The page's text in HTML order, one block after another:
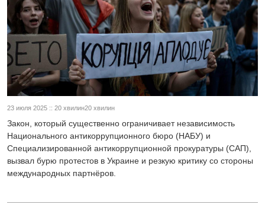
23 июля 2025 :: 20 хвилин20 хвилин
Закон, который существенно ограничивает независимость
Национального антикоррупционного бюро (НАБУ) и
Специализированной антикоррупционной прокуратуры (САП),
вызвал бурю протестов в Украине и резкую критику со стороны
международных партнёров.